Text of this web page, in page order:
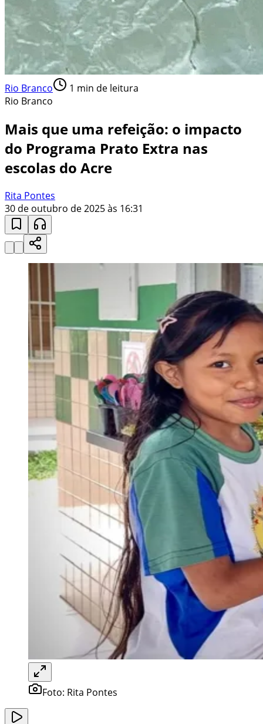
Rio Branco 1 min de leitura
Rio Branco
Mais que uma refeição: o impacto
do Programa Prato Extra nas
escolas do Acre
Rita Pontes
30 de outubro de 2025 às 16:31
Foto: Rita Pontes